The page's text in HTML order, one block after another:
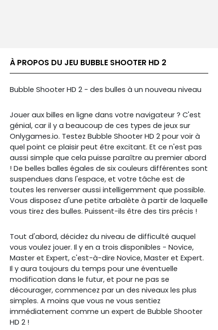
À PROPOS DU JEU BUBBLE SHOOTER HD 2
Bubble Shooter HD 2 - des bulles à un nouveau niveau
Jouer aux billes en ligne dans votre navigateur ? C'est
génial, car il y a beaucoup de ces types de jeux sur
Onlygames.io. Testez Bubble Shooter HD 2 pour voir à
quel point ce plaisir peut être excitant. Et ce n'est pas
aussi simple que cela puisse paraître au premier abord
! De belles balles égales de six couleurs différentes sont
suspendues dans l'espace, et votre tâche est de
toutes les renverser aussi intelligemment que possible.
Vous disposez d'une petite arbalète à partir de laquelle
vous tirez des bulles. Puissent-ils être des tirs précis !
Tout d'abord, décidez du niveau de difficulté auquel
vous voulez jouer. Il y en a trois disponibles - Novice,
Master et Expert, c'est-à-dire Novice, Master et Expert.
Il y aura toujours du temps pour une éventuelle
modification dans le futur, et pour ne pas se
décourager, commencez par un des niveaux les plus
simples. A moins que vous ne vous sentiez
immédiatement comme un expert de Bubble Shooter
HD 2 !